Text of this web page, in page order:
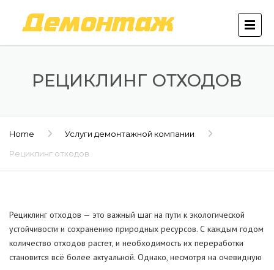
РЕЦИКЛИНГ ОТХОДОВ
Home
Услуги демонтажной компании
Рециклинг отходов
Рециклинг отходов — это важный шаг на пути к экологической
устойчивости и сохранению природных ресурсов. С каждым годом
количество отходов растет, и необходимость их переработки
становится всё более актуальной. Однако, несмотря на очевидную